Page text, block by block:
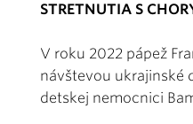
STRETNUTIA S
V roku 2022 pápež
návštevou ukrajinské
detskej nemocnici